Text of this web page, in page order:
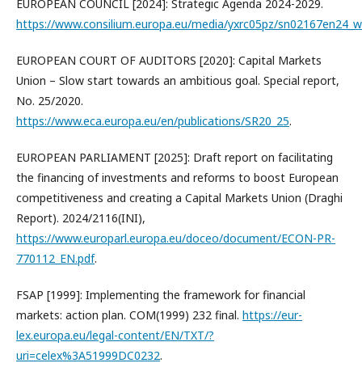
EUROPEAN COUNCIL [2024]: Strategic Agenda 2024-2029.
https://www.consilium.europa.eu/media/yxrc05pz/
EUROPEAN COURT OF AUDITORS [2020]: Capital Markets
Union – Slow start towards an ambitious goal. Special report,
No. 25/2020.
https://www.eca.europa.eu/en/publications/SR20_25.
EUROPEAN PARLIAMENT [2025]: Draft report on facilitating
the financing of investments and reforms to boost European
competitiveness and creating a Capital Markets Union (Draghi
Report). 2024/2116(INI),
https://www.europarl.europa.eu/doceo/document/ECON-PR-
770112_EN.pdf.
FSAP [1999]: Implementing the framework for financial
markets: action plan. COM(1999) 232 final. https://eur-
lex.europa.eu/legal-content/EN/TXT/?
uri=celex%3A51999DC0232.